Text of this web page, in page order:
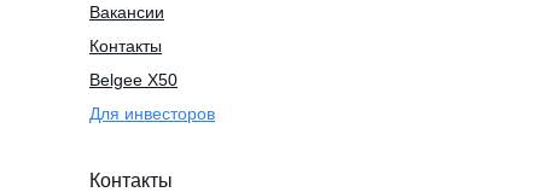
Вакансии
Контакты
Для инвесторов
Контакты
Belgee X50